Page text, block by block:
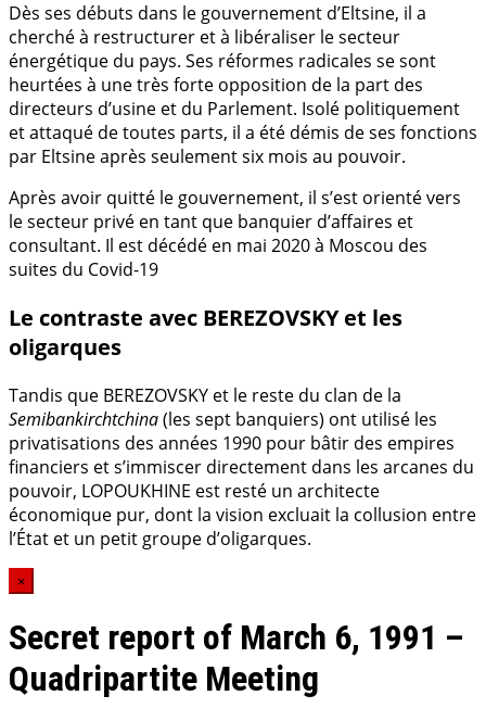
Dès ses débuts dans le gouvernement d’Eltsine, il a
cherché à restructurer et à libéraliser le secteur
énergétique du pays. Ses réformes radicales se sont
heurtées à une très forte opposition de la part des
directeurs d’usine et du Parlement. Isolé politiquement
et attaqué de toutes parts, il a été démis de ses fonctions
par Eltsine après seulement six mois au pouvoir.
Après avoir quitté le gouvernement, il s’est orienté vers
le secteur privé en tant que banquier d’affaires et
consultant. Il est décédé en mai 2020 à Moscou des
suites du Covid-19
Le contraste avec BEREZOVSKY et les
oligarques
Tandis que BEREZOVSKY et le reste du clan de la
Semibankirchtchina(les sept banquiers) ont utilisé les
privatisations des années 1990 pour bâtir des empires
financiers et s’immiscer directement dans les arcanes du
pouvoir, LOPOUKHINE est resté un architecte
économique pur, dont la vision excluait la collusion entre
l’État et un petit groupe d’oligarques.
×
Secret report of March 6, 1991 –
Quadripartite Meeting